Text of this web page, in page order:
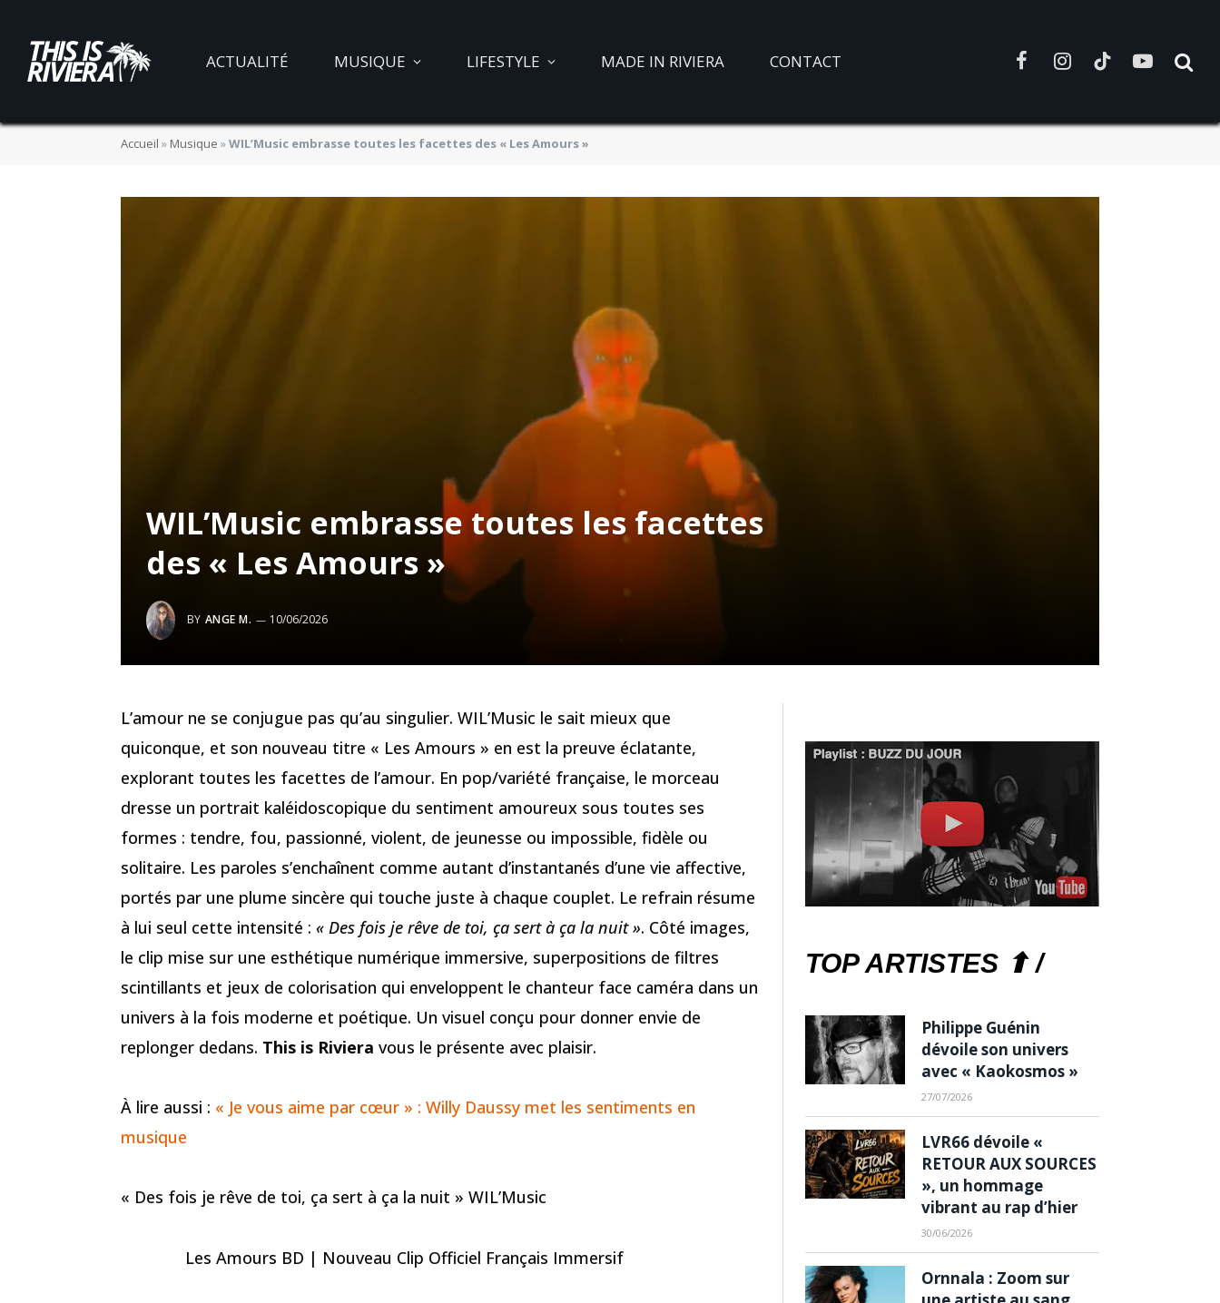
ACTUALITÉ MUSIQUE LIFESTYLE MADE IN RIVIERA CONTACT FacebookInstagramTikTokYouTube
Accueil » Musique »WIL’Music embrasse toutes les facettes des « Les Amours »
WIL’Music embrasse toutes les facettes
des « Les Amours »
BY ANGE M. 10/06/2026
L’amour ne se conjugue pas qu’au singulier. WIL’Music le sait mieux que
quiconque, et son nouveau titre « Les Amours » en est la preuve éclatante,
explorant toutes les facettes de l’amour. En pop/variété française, le morceau
dresse un portrait kaléidoscopique du sentiment amoureux sous toutes ses
formes : tendre, fou, passionné, violent, de jeunesse ou impossible, fidèle ou
solitaire. Les paroles s’enchaînent comme autant d’instantanés d’une vie affective,
portés par une plume sincère qui touche juste à chaque couplet. Le refrain résume
à lui seul cette intensité : « Des fois je rêve de toi, ça sert à ça la nuit ». Côté images,
le clip mise sur une esthétique numérique immersive, superpositions de filtres
scintillants et jeux de colorisation qui enveloppent le chanteur face caméra dans un
univers à la fois moderne et poétique. Un visuel conçu pour donner envie de
replonger dedans. This is Riviera vous le présente avec plaisir.
À lire aussi : « Je vous aime par cœur » : Willy Daussy met les sentiments en
musique
« Des fois je rêve de toi, ça sert à ça la nuit » WIL’Music
Les Amours BD | Nouveau Clip Officiel Français Immersif
TOP ARTISTES ⬆ /
Philippe Guénin
dévoile son univers
avec « Kaokosmos »
27/07/2026
LVR66 dévoile «
RETOUR AUX SOURCES
», un hommage
vibrant au rap d’hier
30/06/2026
Ornnala : Zoom sur